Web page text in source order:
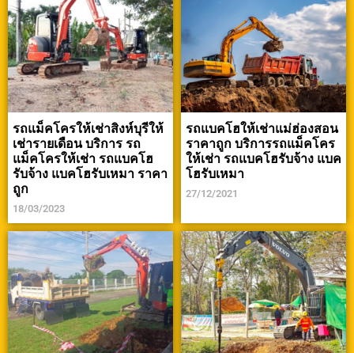
รถแม็คโครให้เช่าสิงห์บุรีให้
เช่ารายเดือน บริการ รถ
แม็คโครให้เช่า รถแบคโฮ
รับจ้าง แบคโฮรับเหมา ราคา
ถูก
18/03/2023
รถแบคโฮให้เช่าแม่ฮ่องสอน
ราคาถูก บริการรถแม็คโคร
ให้เช่า รถแบคโฮรับจ้าง แบค
โฮรับเหมา
27/12/2021